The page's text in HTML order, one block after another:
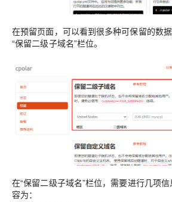
在预留页面，可以看到很多种可保留的数
“保留二级子域名”栏位。
在“保留二级子域名”栏位，需要进行几项
容为：